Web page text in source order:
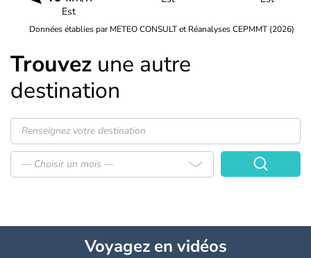
Est
Données établies par METEO CONSULT et Réanalyses CEPMMT (2026)
Trouvez une autre
destination
— Choisir un mois —
Voyagezen vidéos